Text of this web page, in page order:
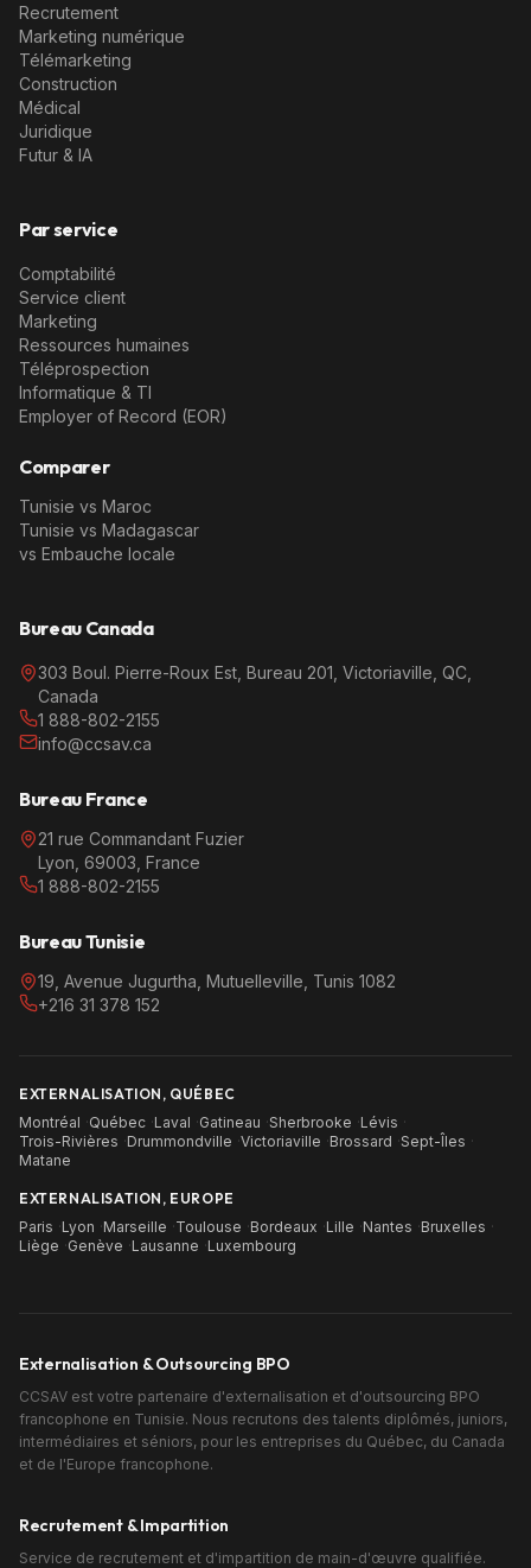
Recrutement
Marketing numérique
Télémarketing
Construction
Médical
Juridique
Futur & IA
Par service
Comptabilité
Service client
Marketing
Ressources humaines
Téléprospection
Informatique & TI
Employer of Record (EOR)
Comparer
Tunisie vs Maroc
Tunisie vs Madagascar
vs Embauche locale
Bureau Canada
303 Boul. Pierre-Roux Est, Bureau 201, Victoriaville, QC,
Canada
1 888-802-2155
info@ccsav.ca
Bureau France
21 rue Commandant Fuzier
Lyon, 69003, France
1 888-802-2155
Bureau Tunisie
19, Avenue Jugurtha, Mutuelleville, Tunis 1082
+216 31 378 152
EXTERNALISATION, QUÉBEC
Montréal ·Québec ·Laval ·Gatineau ·Sherbrooke ·Lévis ·
Trois-Rivières ·Drummondville ·Victoriaville ·Brossard ·Sept-Îles ·
Matane
EXTERNALISATION, EUROPE
Paris ·Lyon ·Marseille ·Toulouse ·Bordeaux ·Lille ·Nantes ·Bruxelles ·
Liège ·Genève ·Lausanne ·Luxembourg
Externalisation & Outsourcing BPO
CCSAV est votre partenaire d'externalisation et d'outsourcing BPO
francophone en Tunisie. Nous recrutons des talents diplômés, juniors,
intermédiaires et séniors, pour les entreprises du Québec, du Canada
et de l'Europe francophone.
Recrutement & Impartition
Service de recrutement et d'impartition de main-d'œuvre qualifiée.